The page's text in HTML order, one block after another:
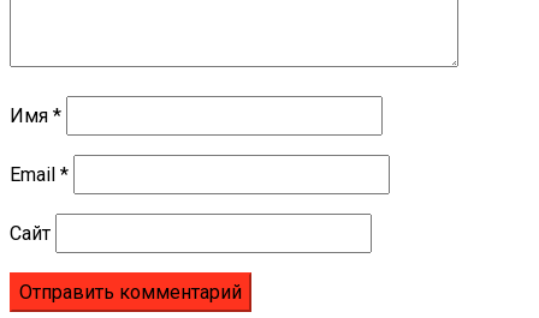
Имя *
Email *
Сайт